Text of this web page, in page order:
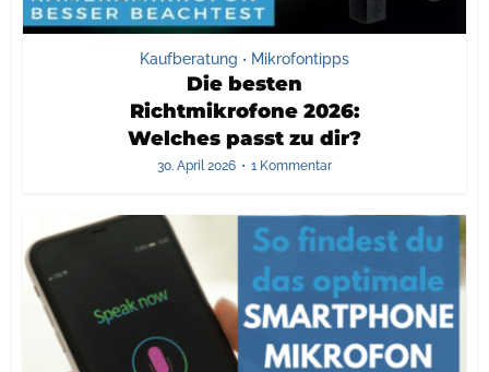
Kaufberatung • Mikrofontipps
Die besten
Richtmikrofone 2026:
Welches passt zu dir?
30. April 2026 1 Kommentar